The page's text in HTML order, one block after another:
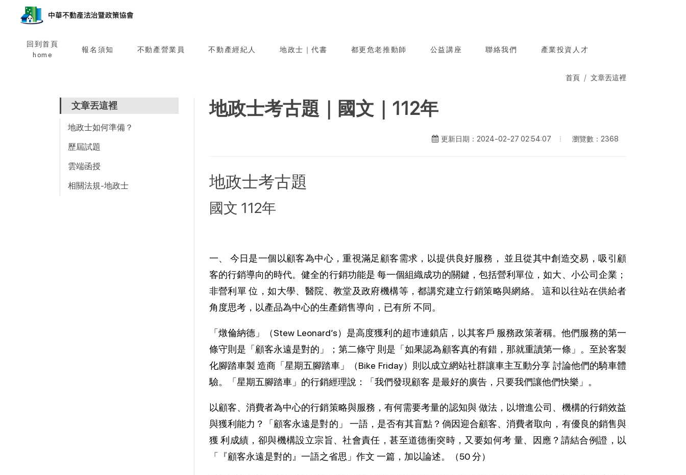
回到首頁
home
報名須知 不動產營業員 不動產經紀人 地政士｜代書 都更危老推動師 公益講座 聯絡我們 產業投資人才
首頁 文章丟這裡
文章丟這裡
地政士如何準備？
歷屆試題
雲端函授
相關法規-地政士
地政士考古題｜國文｜112年
更新日期：2024-02-27 02:54:07 瀏覽數：2368
地政士考古題
國文 112年
一、 今日是一個以顧客為中心，重視滿足顧客需求，以提供良好服務， 並且從其中創造交易，吸引顧
客的行銷導向的時代。健全的行銷功能是 每一個組織成功的關鍵，包括營利單位，如大、小公司企業；
非營利單 位，如大學、醫院、教堂及政府機構等，都講究建立行銷策略與網絡。 這和以往站在供給者
角度思考，以產品為中心的生產銷售導向，已有所 不同。
「燉倫納德」（Stew Leonard’s）是高度獲利的超巿連鎖店，以其客戶 服務政策著稱。他們服務的第一
條守則是「顧客永遠是對的」；第二條守 則是「如果認為顧客真的有錯，那就重讀第一條」。至於客製
化腳踏車製 造商「星期五腳踏車」（Bike Friday）則以成立網站社群讓車主互動分享 討論他們的騎車體
驗。「星期五腳踏車」的行銷經理說：「我們發現顧客 是最好的廣告，只要我們讓他們快樂」。
以顧客、消費者為中心的行銷策略與服務，有何需要考量的認知與 做法，以增進公司、機構的行銷效益
與獲利能力？「顧客永遠是對的」 一語，是否有其盲點？倘因迎合顧客、消費者取向，有優良的銷售與
獲 利成績，卻與機構設立宗旨、社會責任，甚至道德衝突時，又要如何考 量、因應？請結合例證，以
「『顧客永遠是對的』一語之省思」作文 一篇，加以論述。（50 分）